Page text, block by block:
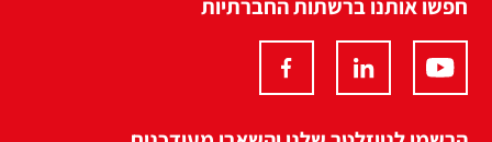
חפשו אותנו ברשתות החברתיות